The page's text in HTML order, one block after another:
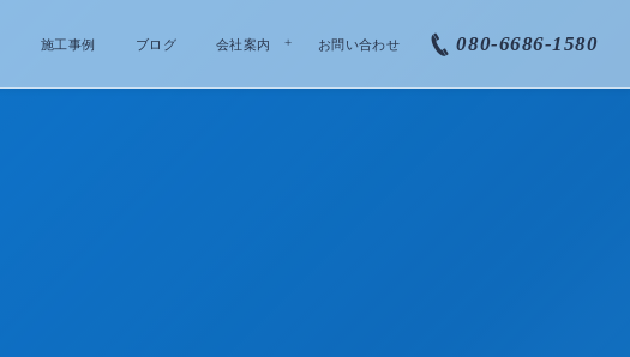
施工事例 ブログ 会社案内 お問い合わせ 080-6686-1580